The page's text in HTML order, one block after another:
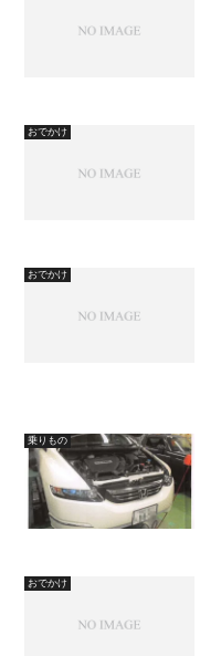
おでかけ
おでかけ
乗りもの
おでかけ